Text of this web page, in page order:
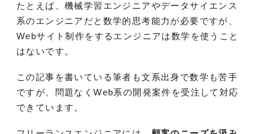
たとえば、機械学習エンジニアやデータサイエンス
系のエンジニアだと数学的思考能力が必要ですが、
Webサイト制作をするエンジニアは数学を使うこと
はないです。
この記事を書いている筆者も文系出身で数学も苦手
ですが、問題なくWeb系の開発案件を受注して対応
できています。